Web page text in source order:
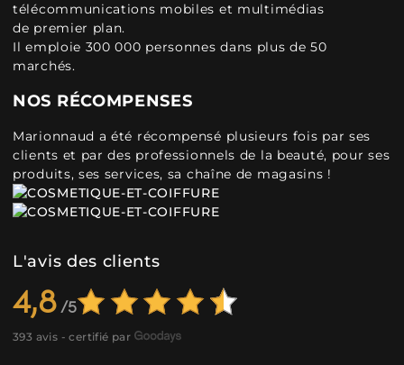
télécommunications mobiles et multimédias
de premier plan.
Il emploie 300 000 personnes dans plus de 50
marchés.
NOS RÉCOMPENSES
Marionnaud a été récompensé plusieurs fois par ses
clients et par des professionnels de la beauté, pour ses
produits, ses services, sa chaîne de magasins !
L'avis des clients
4,8
393 avis - certifié par